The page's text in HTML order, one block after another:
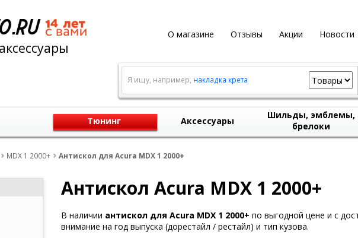
О магазине Отзывы Акции Новости
Я ищу, например, накладка крета
Тюнинг Аксессуары
Шильды, эмблемы,
брелоки
MDX 1 2000+ Антискол для Acura MDX 1 2000+
Антискол Acura MDX 1 2000+
В наличии антискол для Acura MDX 1 2000+ по выгодной цене и с
внимание на год выпуска (дорестайл / рестайл) и тип кузова.